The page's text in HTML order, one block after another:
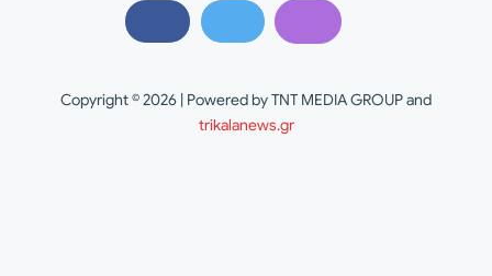
Copyright © 2026 | Powered by TNT MEDIA GROUP and
trikalanews.gr